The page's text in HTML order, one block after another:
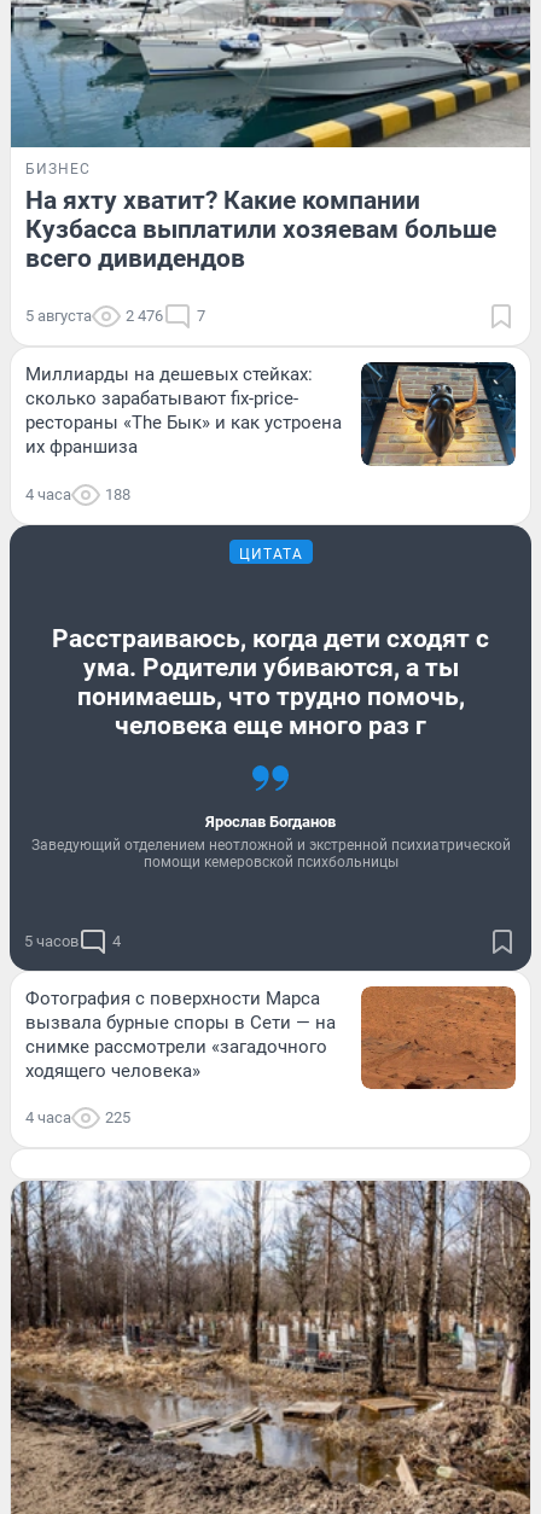
БИЗНЕС
На яхту хватит? Какие компании
Кузбасса выплатили хозяевам больше
всего дивидендов
5 августа 2 476 7
Миллиарды на дешевых стейках:
сколько зарабатывают fix-price-
рестораны «The Бык» и как устроена
их франшиза
4 часа 188
ЦИТАТА
Расстраиваюсь, когда дети сходят с
ума. Родители убиваются, а ты
понимаешь, что трудно помочь,
человека еще много раз г
Ярослав Богданов
Заведующий отделением неотложной и экстренной психиатрической
помощи кемеровской психбольницы
5 часов 4
Фотография с поверхности Марса
вызвала бурные споры в Сети — на
снимке рассмотрели «загадочного
ходящего человека»
4 часа 225